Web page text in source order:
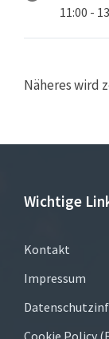
11:00 -
Näheres wird
Wichtige
Kontakt
Impressum
Cookie Policy